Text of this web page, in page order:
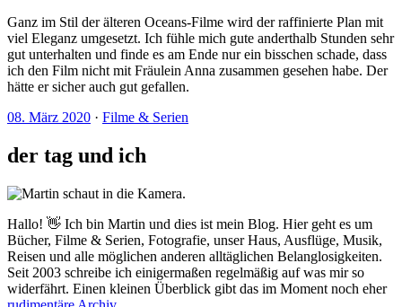
Ganz im Stil der älteren Oceans-Filme wird der raffinierte Plan mit
viel Eleganz umgesetzt. Ich fühle mich gute anderthalb Stunden sehr
gut unterhalten und finde es am Ende nur ein bisschen schade, dass
ich den Film nicht mit Fräulein Anna zusammen gesehen habe. Der
hätte er sicher auch gut gefallen.
08. März 2020 · Filme & Serien
der tag und ich
Hallo! 👋 Ich bin Martin und dies ist mein Blog. Hier geht es um
Bücher, Filme & Serien, Fotografie, unser Haus, Ausflüge, Musik,
Reisen und alle möglichen anderen alltäglichen Belanglosigkeiten.
Seit 2003 schreibe ich einigermaßen regelmäßig auf was mir so
widerfährt. Einen kleinen Überblick gibt das im Moment noch eher